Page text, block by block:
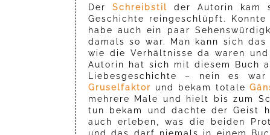
Der Schreibstil der Autorin kam
Geschichte reingeschlüpft.
habe auch ein paar
damals so war. Man kann sich
wie die Verhältnisse da waren
Autorin hat sich mit diesem Buch
Liebesgeschichte – nein es
Gruselfaktor und bekam totale
mehrere Male und hielt bis zum
tun bekam und dachte der Geist
auch erleben, was die beiden